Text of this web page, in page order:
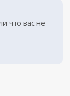
что вас не